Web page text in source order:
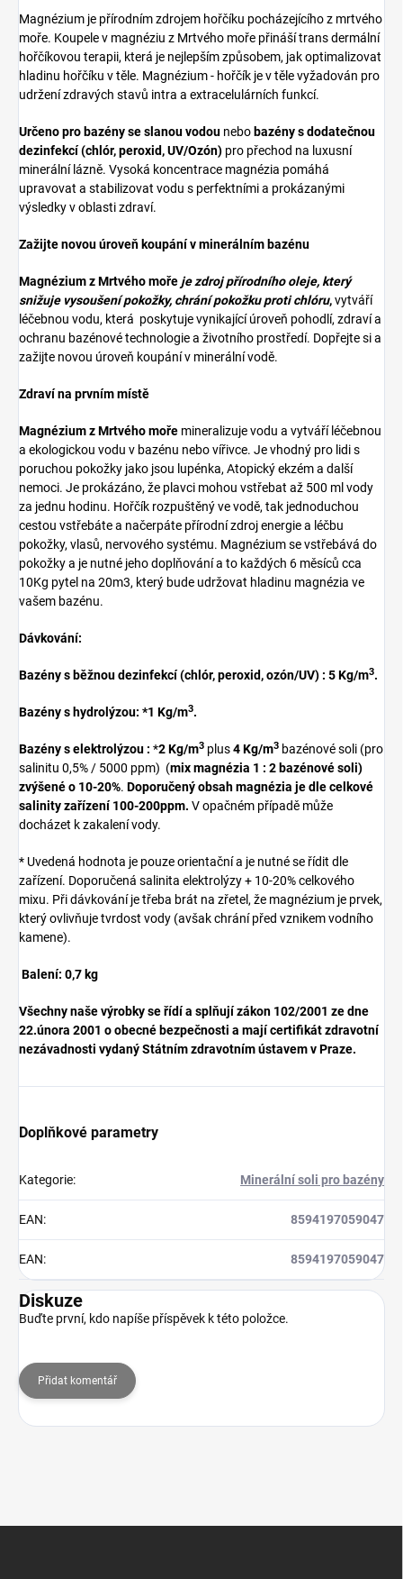
Magnézium je přírodním zdrojem hořčíku pocházejícího z mrtvého
moře. Koupele v magnéziu z Mrtvého moře přináší trans dermální
hořčíkovou terapii, která je nejlepším způsobem, jak optimalizovat
hladinu hořčíku v těle. Magnézium - hořčík je v těle vyžadován pro
udržení zdravých stavů intra a extracelulárních funkcí.
Určeno pro bazény se slanou vodou nebo bazény s dodatečnou
dezinfekcí (chlór, peroxid, UV/Ozón) pro přechod na luxusní
minerální lázně. Vysoká koncentrace magnézia pomáhá
upravovat a stabilizovat vodu s perfektními a prokázanými
výsledky v oblasti zdraví.
Zažijte novou úroveň koupání v minerálním bazénu
Magnéziumz Mrtvého moře je zdroj přírodního oleje, který
snižuje vysoušení pokožky, chrání pokožku proti chlóru,vytváří
léčebnou vodu, která poskytuje vynikající úroveň pohodlí, zdraví a
ochranu bazénové technologie a životního prostředí. Dopřejte si a
zažijte novou úroveň koupání v minerální vodě.
Zdraví na prvním místě
Magnéziumz Mrtvého moře mineralizuje vodu a vytváří léčebnou
a ekologickou vodu v bazénu nebo vířivce. Je vhodný pro lidi s
poruchou pokožky jako jsou lupénka, Atopický ekzém a další
nemoci. Je prokázáno, že plavci mohou vstřebat až 500 ml vody
za jednu hodinu. Hořčík rozpuštěný ve vodě, tak jednoduchou
cestou vstřebáte a načerpáte přírodní zdroj energie a léčbu
pokožky, vlasů, nervového systému. Magnézium se vstřebává do
pokožky a je nutné jeho doplňování a to každých 6 měsíců cca
10Kg pytel na 20m3, který bude udržovat hladinu magnézia ve
vašem bazénu.
Dávkování:
Bazény s běžnou dezinfekcí (chlór, peroxid, ozón/UV) : 5 Kg/m3.
Bazény s hydrolýzou: *1 Kg/m3.
Bazény s elektrolýzou : *2 Kg/m3 plus4 Kg/m3 bazénové soli (pro
salinitu 0,5% / 5000 ppm) (mix magnézia 1 : 2 bazénové soli)
zvýšené o 10-20%. Doporučený obsah magnézia je dle celkové
salinity zařízení 100-200ppm. V opačném případě může
docházet k zakalení vody.
* Uvedená hodnota je pouze orientační a je nutné se řídit dle
zařízení. Doporučená salinita elektrolýzy + 10-20% celkového
mixu. Při dávkování je třeba brát na zřetel, že magnézium je prvek,
který ovlivňuje tvrdost vody (avšak chrání před vznikem vodního
kamene).
Balení: 0,7 kg
Všechny naše výrobky se řídí a splňují zákon 102/2001 ze dne
22.února 2001 o obecné bezpečnosti a mají certifikát zdravotní
nezávadnosti vydaný Státním zdravotním ústavem v Praze.
Doplňkové parametry
Kategorie: Minerální soli pro bazény
EAN: 8594197059047
EAN: 8594197059047
Diskuze
Buďte první, kdo napíše příspěvek k této položce.
Přidat komentář